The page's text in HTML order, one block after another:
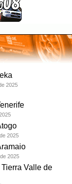
2025
2025
2025
Valle de